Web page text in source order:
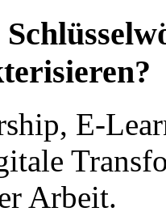
E-
Arbeit.